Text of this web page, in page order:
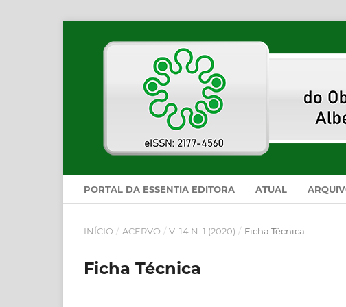
PORTAL DA ESSENTIA EDITORA ATUAL
INÍCIO / ACERVO / V. 14 N. 1 (2020) / Ficha Técnica
Ficha Técnica